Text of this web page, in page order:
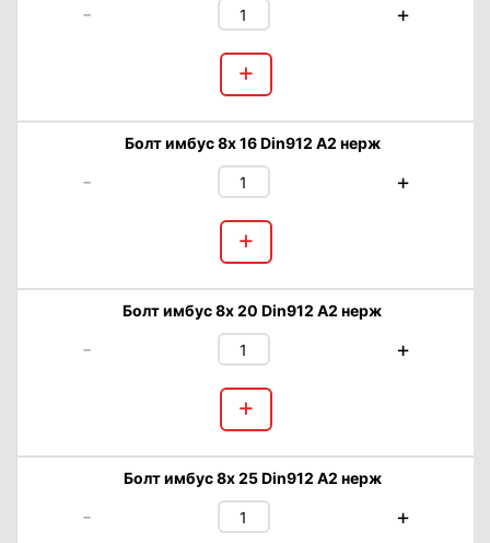
- +
+
Болт имбус 8х 16 Din912 А2 нерж
- +
+
Болт имбус 8х 20 Din912 А2 нерж
- +
+
Болт имбус 8х 25 Din912 А2 нерж
- +